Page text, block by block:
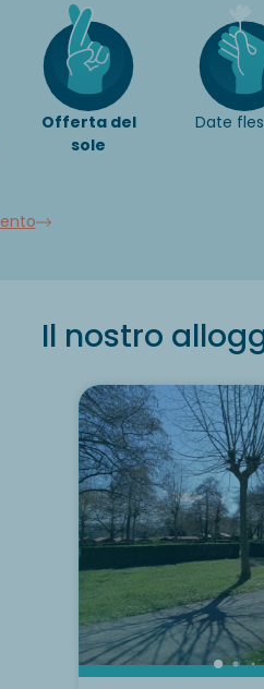
Offerta del
sole
Date
Il nostro